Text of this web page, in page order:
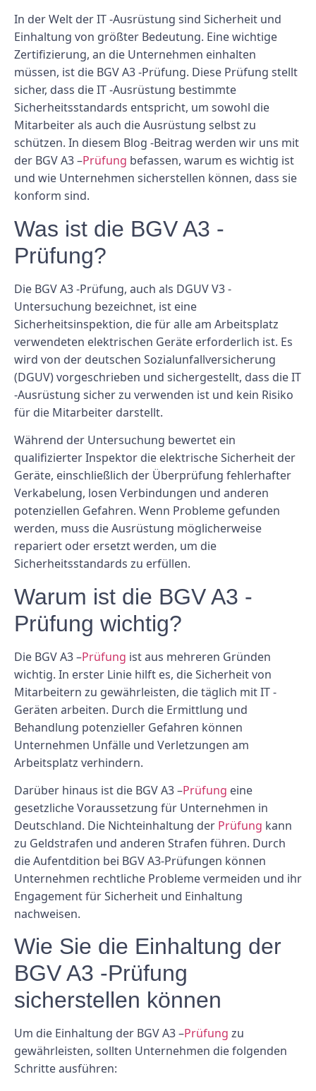
In der Welt der IT -Ausrüstung sind Sicherheit und
Einhaltung von größter Bedeutung. Eine wichtige
Zertifizierung, an die Unternehmen einhalten
müssen, ist die BGV A3 -Prüfung. Diese Prüfung stellt
sicher, dass die IT -Ausrüstung bestimmte
Sicherheitsstandards entspricht, um sowohl die
Mitarbeiter als auch die Ausrüstung selbst zu
schützen. In diesem Blog -Beitrag werden wir uns mit
der BGV A3 –Prüfung befassen, warum es wichtig ist
und wie Unternehmen sicherstellen können, dass sie
konform sind.
Was ist die BGV A3 -
Prüfung?
Die BGV A3 -Prüfung, auch als DGUV V3 -
Untersuchung bezeichnet, ist eine
Sicherheitsinspektion, die für alle am Arbeitsplatz
verwendeten elektrischen Geräte erforderlich ist. Es
wird von der deutschen Sozialunfallversicherung
(DGUV) vorgeschrieben und sichergestellt, dass die IT
-Ausrüstung sicher zu verwenden ist und kein Risiko
für die Mitarbeiter darstellt.
Während der Untersuchung bewertet ein
qualifizierter Inspektor die elektrische Sicherheit der
Geräte, einschließlich der Überprüfung fehlerhafter
Verkabelung, losen Verbindungen und anderen
potenziellen Gefahren. Wenn Probleme gefunden
werden, muss die Ausrüstung möglicherweise
repariert oder ersetzt werden, um die
Sicherheitsstandards zu erfüllen.
Warum ist die BGV A3 -
Prüfung wichtig?
Die BGV A3 –Prüfung ist aus mehreren Gründen
wichtig. In erster Linie hilft es, die Sicherheit von
Mitarbeitern zu gewährleisten, die täglich mit IT -
Geräten arbeiten. Durch die Ermittlung und
Behandlung potenzieller Gefahren können
Unternehmen Unfälle und Verletzungen am
Arbeitsplatz verhindern.
Darüber hinaus ist die BGV A3 –Prüfung eine
gesetzliche Voraussetzung für Unternehmen in
Deutschland. Die Nichteinhaltung der Prüfung kann
zu Geldstrafen und anderen Strafen führen. Durch
die Aufentdition bei BGV A3-Prüfungen können
Unternehmen rechtliche Probleme vermeiden und ihr
Engagement für Sicherheit und Einhaltung
nachweisen.
Wie Sie die Einhaltung der
BGV A3 -Prüfung
sicherstellen können
Um die Einhaltung der BGV A3 –Prüfung zu
gewährleisten, sollten Unternehmen die folgenden
Schritte ausführen: